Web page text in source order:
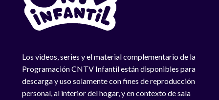
Los videos, series y el material complementario de la
Programación CNTV Infantil están disponibles para
descarga y uso solamente con fines de reproducción
personal, al interior del hogar, y en contexto de sala